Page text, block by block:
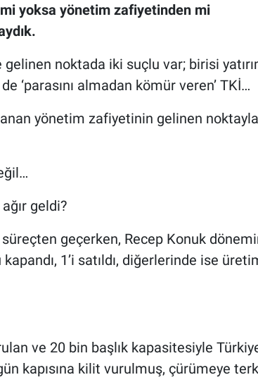
yoksa yönetim zafiyetinden mi
gelinen noktada iki suçlu var; birisi
‘parasını almadan kömür veren’ TKİ…
yönetim zafiyetinin gelinen
geldi?
süreçten geçerken, Recep Konuk
1’i satıldı, diğerlerinde ise
ve 20 bin başlık kapasitesiyle
kapısına kilit vurulmuş, çürümeye